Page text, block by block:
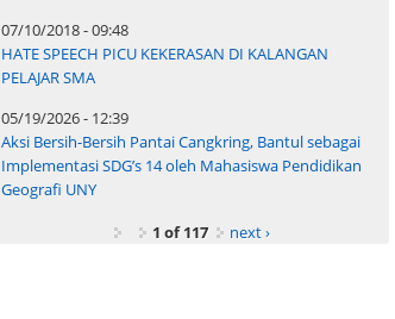
07/10/2018 - 09:48
HATE SPEECH PICU KEKERASAN DI KALANGAN
PELAJAR SMA
05/19/2026 - 12:39
Aksi Bersih-Bersih Pantai Cangkring, Bantul sebagai
Implementasi SDG’s 14 oleh Mahasiswa Pendidikan
Geografi UNY
1 of 117
next ›